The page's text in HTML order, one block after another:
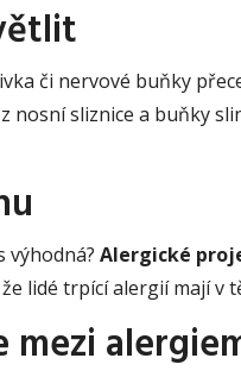
či nervové buňky
nosní sliznice a buňky
výhodná? Alergické
lidé trpící alergií mají v
mezi